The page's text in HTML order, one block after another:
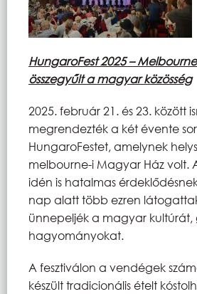
HungaroFest 2025 –
összegyűlt a magyar közösség
2025. február 21. és 23. között
megrendezték a két évente
HungaroFestet, amelynek
melbourne-i Magyar Ház volt.
idén is hatalmas
nap alatt több ezren
ünnepeljék a magyar kultúrát,
hagyományokat.
A fesztiválon a vendégek
készült tradicionális ételt